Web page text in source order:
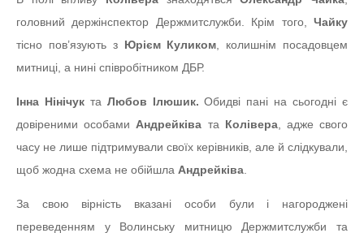
головний держінспектор Держмитслужби. Крім того, Чайку
тісно пов’язують з Юрієм Куликом, колишнім посадовцем
митниці, а нині співробітником ДБР.
Інна Нінічукта Любов Ілюшик.Обидві пані на сьогодні є
довіреними особамиАндрейківа та Колівера, адже свого
часу не лише підтримували своїх керівників, але й слідкували,
щоб жодна схема не обійшла Андрейківа.
За свою вірність вказані особи були і нагороджені
переведенням у Волинську митницю Держмитслужби та